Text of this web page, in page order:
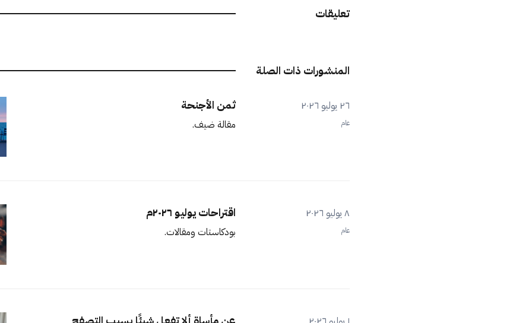
تعليقات
المنشورات ذات الصلة
٢٦ يوليو ٢٠٢٦
عام
ثمن الأجنحة
مقالة ضيف.
٨ يوليو ٢٠٢٦
عام
اقتراحات يوليو ٢٠٢٦م
بودكاستات ومقالات.